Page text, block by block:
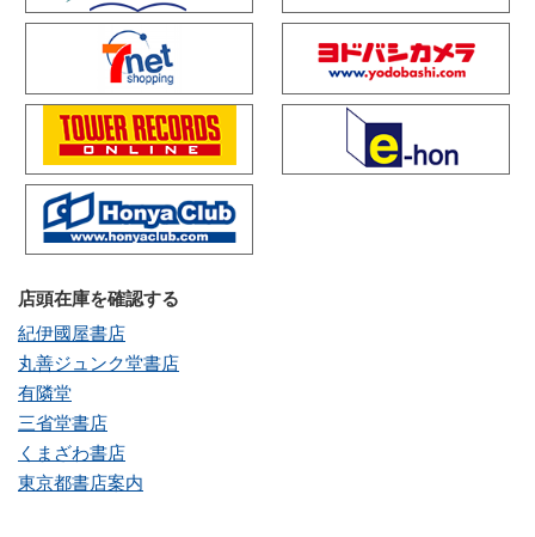
店頭在庫を確認する
紀伊國屋書店
丸善ジュンク堂書店
有隣堂
三省堂書店
くまざわ書店
東京都書店案内